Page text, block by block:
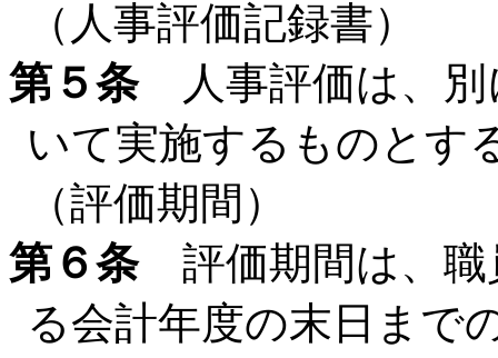
（人事評価記録書）
第５条人事評価は、別
いて実施するものとす
（評価期間）
第６条評価期間は、職
る会計年度の末日まで